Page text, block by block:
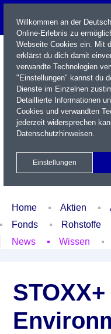
Name / WKN / ISIN / Kürzel
Xetra Realtime
Home Aktien
Fonds
Rohstoffe
News
Wissen
Willkommen an der
Online-Erlebnis zu
Webseite Cookies ein. Mit
erklärst du dich damit
verwandte Technologien
"Einstellungen" kannst du
Dienste im Einzelnen
Detaillierte Informationen
Cookies und verwandten
jederzeit widersprechen
Datenschutzhinweisen.
Einstellungen